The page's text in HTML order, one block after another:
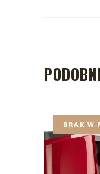
BRAK W